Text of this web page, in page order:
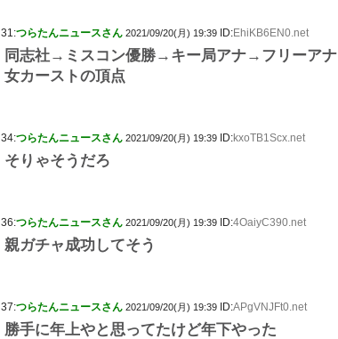
31:つらたんニュースさん 2021/09/20(月) 19:39 ID:EhiKB6EN0.net
同志社→ミスコン優勝→キー局アナ→フリーアナ
女カーストの頂点
34:つらたんニュースさん 2021/09/20(月) 19:39 ID:kxoTB1Scx.net
そりゃそうだろ
36:つらたんニュースさん 2021/09/20(月) 19:39 ID:4OaiyC390.net
親ガチャ成功してそう
37:つらたんニュースさん 2021/09/20(月) 19:39 ID:APgVNJFt0.net
勝手に年上やと思ってたけど年下やった